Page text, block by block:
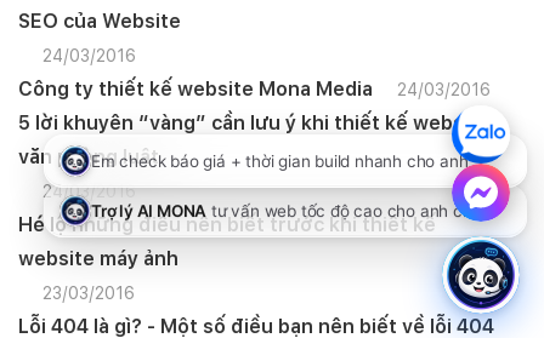
SEO của Website
24/03/2016
Công ty thiết kế website Mona Media 24/03/2016
5 lời khuyên “vàng” cần lưu ý khi thiết kế website
văn phòng luật
24/03/2016
Hé lộ những điều nên biết trước khi thiết kế
website máy ảnh
23/03/2016
Lỗi 404 là gì? - Một số điều bạn nên biết về lỗi 404